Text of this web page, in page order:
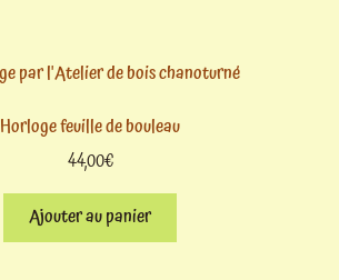
Horloge feuille de bouleau
44,00€
Ajouter au panier